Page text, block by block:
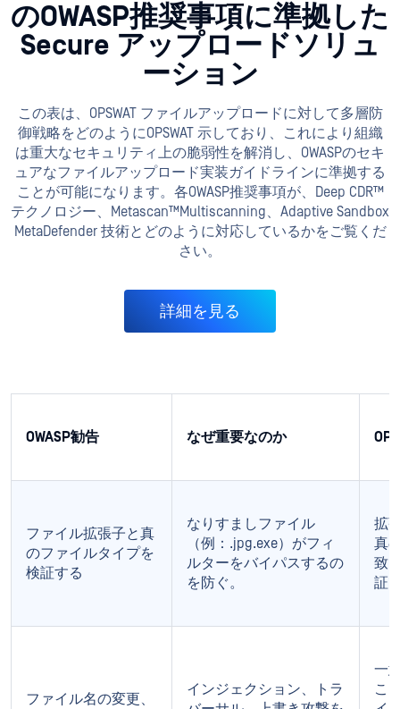
のOWASP推奨事項に準拠した
Secure アップロードソリュ
ーション
この表は、OPSWAT ファイルアップロードに対して多層防
御戦略をどのようにOPSWAT 示しており、これにより組織
は重大なセキュリティ上の脆弱性を解消し、OWASPのセキ
ュアなファイルアップロード実装ガイドラインに準拠する
ことが可能になります。各OWASP推奨事項が、Deep CDR™
テクノロジー、Metascan™Multiscanning、Adaptive Sandbox
MetaDefender 技術とどのように対応しているかをご覧くだ
さい。
詳細を見る
OWASP勧告 なぜ重要なのか
ファイル拡張子と真
のファイルタイプを
検証する
なりすましファイル
（例：.jpg.exe）がフィ
ルターをバイパスするの
を防ぐ。
拡
真
致
証
ファイル名の変更、
インジェクション、トラ
一
こ